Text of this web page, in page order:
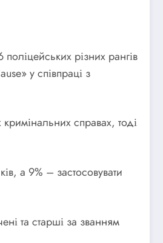
різних рангів
у співпраці з
справах, тоді
а 9% – застосовувати
та старші за званням